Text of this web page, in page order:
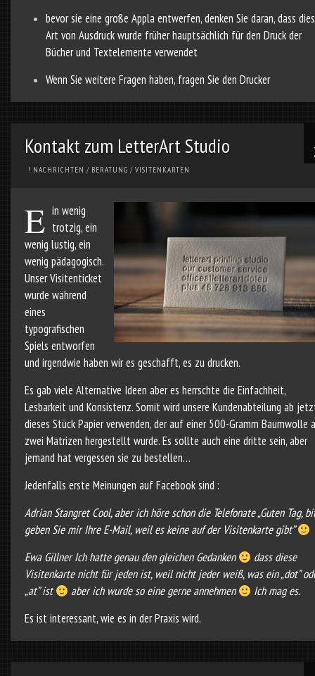
bevor sie eine große Appla entwerfen, denken Sie daran, dass
Art von Ausdruck wurde früher hauptsächlich für den Druck der
Bücher und Textelemente verwendet
Wenn Sie weitere Fragen haben, fragen Sie den Drucker
Kontakt zum LetterArt Studio
! NACHRICHTEN / BERATUNG / VISITENKARTEN
E in wenig
trotzig, ein
wenig lustig, ein
wenig pädagogisch.
Unser Visitenticket
wurde während
eines
typografischen
Spiels entworfen
und irgendwie haben wir es geschafft, es zu drucken.
Es gab viele Alternative Ideen aber es herrschte die Einfachheit,
Lesbarkeit und Konsistenz. Somit wird unsere Kundenabteilung ab
dieses Stück Papier verwenden, der auf einer 500-Gramm Baumwolle
zwei Matrizen hergestellt wurde. Es sollte auch eine dritte sein, aber
jemand hat vergessen sie zu bestellen…
Jedenfalls erste Meinungen auf Facebook sind :
Adrian Stangret Cool, aber ich höre schon die Telefonate „Guten Tag,
geben Sie mir Ihre E-Mail, weil es keine auf der Visitenkarte gibt”
Ewa Gillner Ich hatte genau den gleichen Gedanken
dass diese
Visitenkarte nicht für jeden ist, weil nicht jeder weiß, was ein „dot”
„at” ist
aber ich wurde so eine gerne annehmen
Ich mag es.
Es ist interessant, wie es in der Praxis wird.